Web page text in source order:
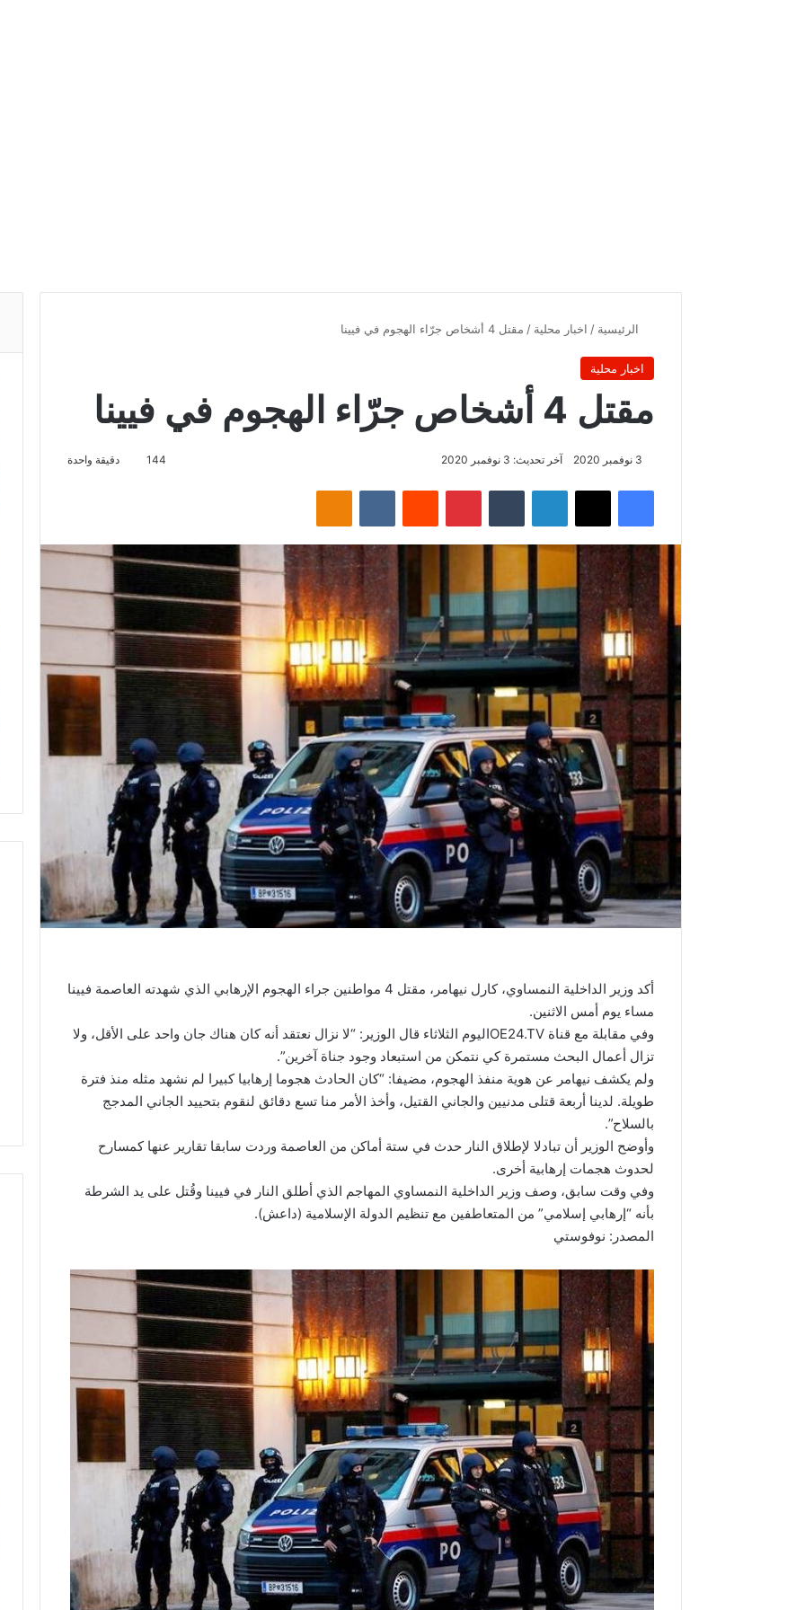
الرئيسية / اخبار محلية / مقتل 4 أشخاص جرّاء الهجوم في فيينا
اخبار محلية
مقتل 4 أشخاص جرّاء الهجوم في فيينا
3 نوفمبر 2020 آخر تحديث: 3 نوفمبر 2020 144 دقيقة واحدة
فيسبوك ‫X لينكدإن بينتيريست Odnoklassniki
أكد وزير الداخلية النمساوي، كارل نيهامر، مقتل 4 مواطنين جراء الهجوم الإرهابي الذي شهدته العاصمة فيينا
مساء يوم أمس الاثنين.
وفي مقابلة مع قناة OE24.TVاليوم الثلاثاء قال الوزير: “لا نزال نعتقد أنه كان هناك جان واحد على الأقل، ولا
تزال أعمال البحث مستمرة كي نتمكن من استبعاد وجود جناة آخرين”.
ولم يكشف نيهامر عن هوية منفذ الهجوم، مضيفا: “كان الحادث هجوما إرهابيا كبيرا لم نشهد مثله منذ فترة
طويلة. لدينا أربعة قتلى مدنيين والجاني القتيل، وأخذ الأمر منا تسع دقائق لنقوم بتحييد الجاني المدجج
بالسلاح”.
وأوضح الوزير أن تبادلا لإطلاق النار حدث في ستة أماكن من العاصمة وردت سابقا تقارير عنها كمسارح
لحدوث هجمات إرهابية أخرى.
وفي وقت سابق، وصف وزير الداخلية النمساوي المهاجم الذي أطلق النار في فيينا وقُتل على يد الشرطة
بأنه “إرهابي إسلامي” من المتعاطفين مع تنظيم الدولة الإسلامية (داعش).
المصدر: نوفوستي